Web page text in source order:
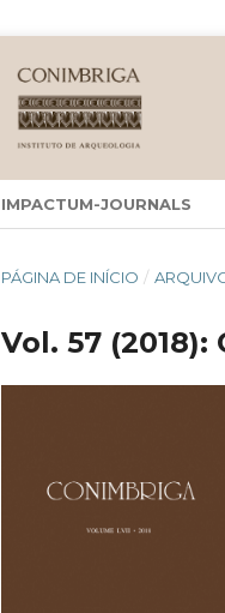
IMPACTUM-JOURNALS
PÁGINA DE INÍCIO /
Vol. 57